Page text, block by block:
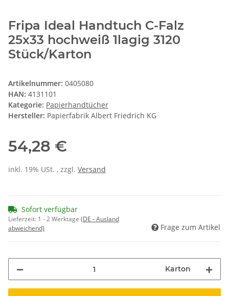
Fripa Ideal Handtuch C-Falz
25x33 hochweiß 1lagig 3120
Stück/Karton
Artikelnummer: 0405080
HAN: 4131101
Kategorie: Papierhandtücher
Hersteller: Papierfabrik Albert Friedrich KG
54,28 €
inkl. 19% USt. , zzgl. Versand
Sofort verfügbar
Lieferzeit: 1 - 2 Werktage (DE - Ausland
abweichend)
Frage zum Artikel
Karton